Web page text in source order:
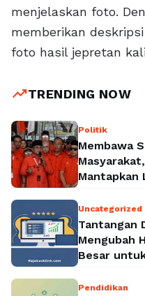
menjelaskan foto.
memberikan
foto hasil jepretan
trending_upTRENDING NOW
Politik
Membawa
Mantapkan
Uncategorized
Tantangan
Mengubah
Besar
Pendidikan